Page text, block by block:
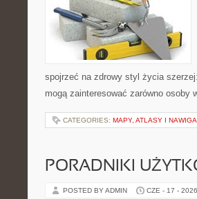
spojrzeć na zdrowy styl życia
mogą zainteresować zarówno
CATEGORIES: MAPY, ATLASY I
PORADNIKI
POSTED BY ADMIN CZE - 17 - 2026